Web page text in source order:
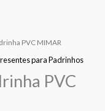
PVC MIMAR
para Padrinhos
PVC